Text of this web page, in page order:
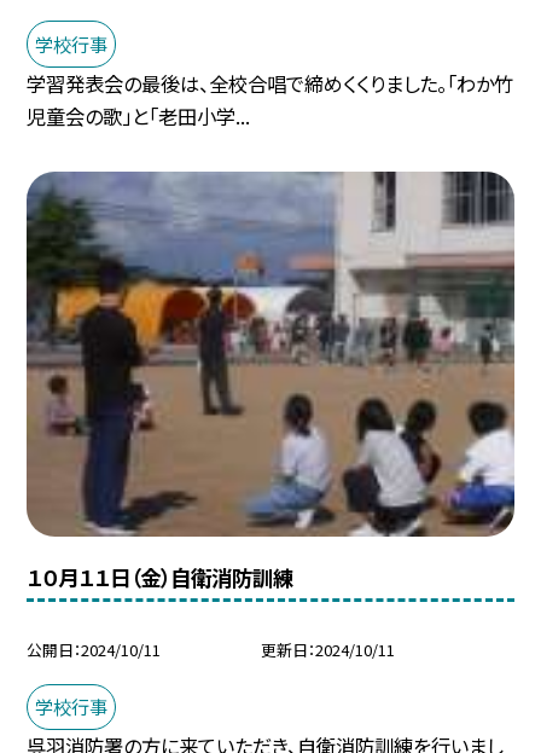
学校行事
学習発表会の最後は、全校合唱で締めくくりました。「わか竹
児童会の歌」と「老田小学...
１０月１１日（金）自衛消防訓練
公開日 2024/10/11 更新日 2024/10/11
学校行事
呉羽消防署の方に来ていただき、自衛消防訓練を行いまし